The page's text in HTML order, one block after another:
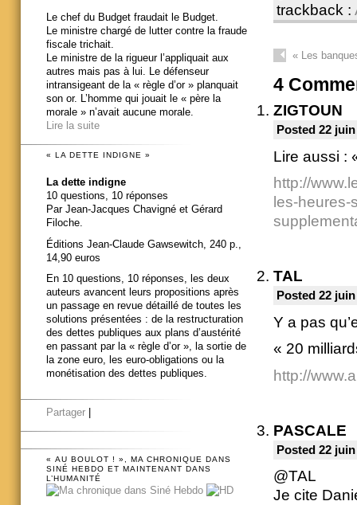
trackback :
«Les
4
ZIGTOUN
Posted 22
Lire aussi :
http://
les-
TAL
Posted 22
Y a pas
« 20
http://
PASCALE
Posted 22
@TAL
Je cite
Le chef du Budget fraudait le Budget.
Le ministre chargé de lutter contre la fraude
fiscale trichait.
Le ministre de la rigueur l’appliquait aux
autres mais pas à lui. Le défenseur
intransigeant de la « règle d’or » planquait
son or. L’homme qui jouait le « père la
morale » n’avait aucune morale.
Lire la suite
« LA DETTE INDIGNE »
La dette indigne
10 questions, 10 réponses
Par Jean-Jacques Chavigné et Gérard
Filoche.
Éditions Jean-Claude Gawsewitch, 240 p.,
14,90 euros
En 10 questions, 10 réponses, les deux
auteurs avancent leurs propositions après
un passage en revue détaillé de toutes les
solutions présentées : de la restructuration
des dettes publiques aux plans d’austérité
en passant par la « règle d’or », la sortie de
la zone euro, les euro-obligations ou la
monétisation des dettes publiques.
Partager
« AU BOULOT ! », MA CHRONIQUE DANS
SINÉ HEBDO ET MAINTENANT DANS
L’HUMANITÉ